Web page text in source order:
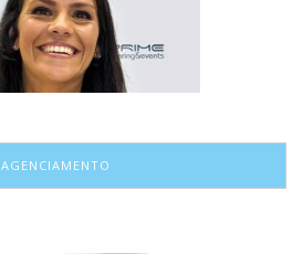
AGENCIAMENTO